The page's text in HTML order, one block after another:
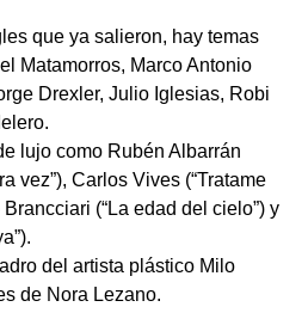
que ya salieron, hay temas
Matamorros, Marco Antonio
Drexler, Julio Iglesias, Robi
lujo como Rubén Albarrán
vez”), Carlos Vives (“Tratame
(“La edad del cielo”) y
del artista plástico Milo
de Nora Lezano.